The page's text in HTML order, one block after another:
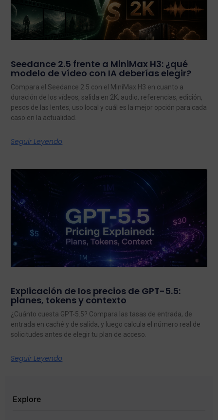
Seedance 2.5 frente a MiniMax H3: ¿qué
modelo de vídeo con IA deberías elegir?
Compara el Seedance 2.5 con el MiniMax H3 en cuanto a
duración de los vídeos, salida en 2K, audio, referencias, edición,
pesos de las lentes, uso local y cuál es la mejor opción para cada
caso en la actualidad.
Seguir Leyendo
Explicación de los precios de GPT-5.5:
planes, tokens y contexto
¿Cuánto cuesta GPT-5.5? Compara las tasas de entrada, de
entrada en caché y de salida, y luego calcula el número real de
solicitudes antes de elegir tu plan de acceso.
Seguir Leyendo
Explore